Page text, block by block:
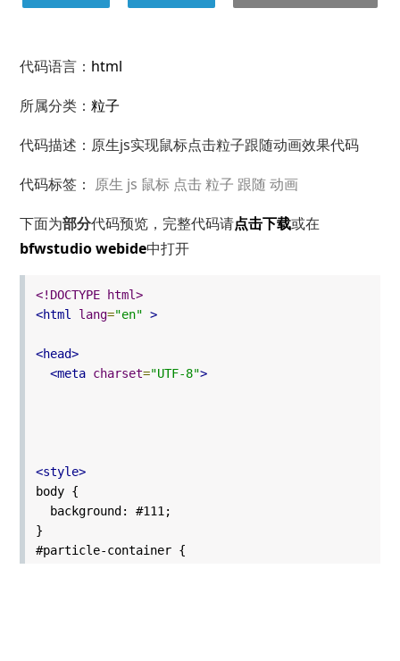
代码语言： html
所属分类： 粒子
代码描述：原生js实现鼠标点击粒子跟随动画效果代码
代码标签： 原生 js 鼠标 点击粒子 跟随动画
下面为部分代码预览，完整代码请点击下载或在
bfwstudio webide中打开
<!DOCTYPE html>
<html
lang="en" >
<head>
<meta charset="UTF-8">
<style>
body {
background: #111;
}
#particle-container {